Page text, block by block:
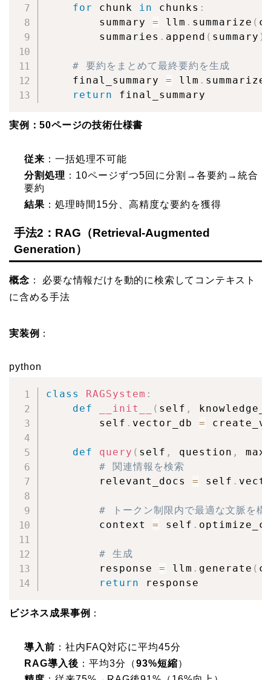
for chunk in chunks :
        summary
= llm . summarize (
        summaries
. append ( summary )
# 要約をまとめて最終要約を生成
    final_summary
= llm .
return final_summary
実例：50ページの技術仕様書
従来 ：一括処理不可能
分割処理 ：10ページずつ5回に分割→各要約→統合
要約
結果 ：処理時間15分、高精度な要約を獲得
手法2：RAG（Retrieval-Augmented
Generation）
概念 ： 必要な情報だけを動的に検索してコンテキスト
に含める手法
実装例 ：
python
class RAGSystem :
def
__init__ ( self ,
        self
. vector_db =
def query ( self , question ,
# 関連情報を検索
        relevant_docs
= self .
# トークン制限内で最適な文脈を構
        context
= self .
# 生成
        response
= llm . generate (
return response
ビジネス成果事例 ：
導入前 ：社内FAQ対応に平均45分
RAG導入後 ：平均3分（93%短縮）